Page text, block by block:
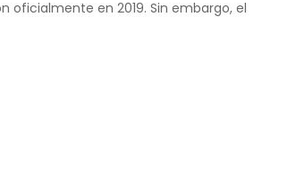
oficialmente en 2019. Sin embargo, el